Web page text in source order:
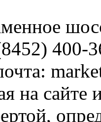
400-
на сайте